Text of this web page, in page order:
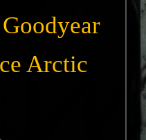
Arctic